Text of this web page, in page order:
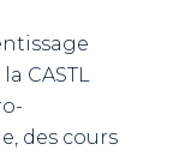
CASTL
des cours